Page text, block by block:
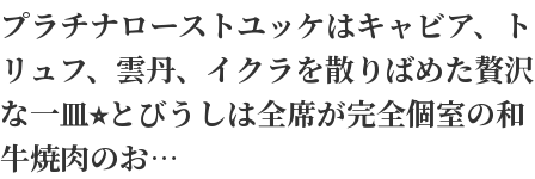
プラチナローストユッケはキャビア、ト
リュフ、雲丹、イクラを散りばめた贅沢
な一皿⭐︎とびうしは全席が完全個室の和
牛焼肉のお…